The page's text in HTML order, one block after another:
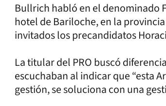
Bullrich habló en el denominado
hotel de Bariloche, en la
invitados los precandidatos
La titular del PRO buscó
escuchaban al indicar que “esta
gestión, se soluciona con una